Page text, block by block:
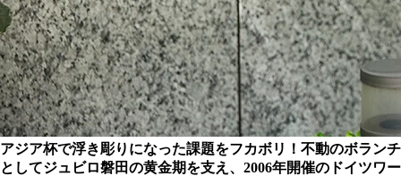
アジア杯で浮き彫りになった課題をフカボリ！ 不動のボランチ
としてジュビロ磐田の黄金期を支え、2006年開催のドイツワー